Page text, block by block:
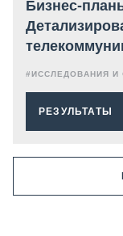
Бизнес-
#ИССЛЕДОВАНИЯ И
РЕЗУЛЬТАТЫ